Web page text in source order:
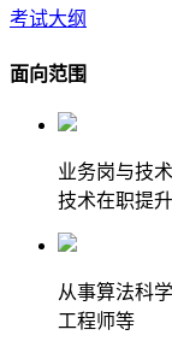
考试大纲
面向范围
业务岗与技
技术在职提
从事算法科
工程师等